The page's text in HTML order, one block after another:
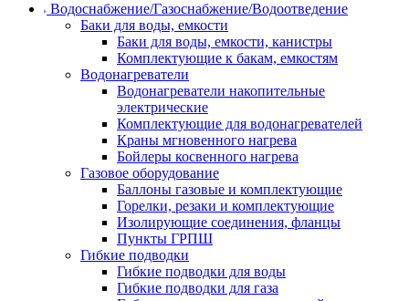
Водоснабжение/Газоснабжение/Водоотведение
Баки для воды, емкости
Баки для воды, емкости, канистры
Комплектующие к бакам, емкостям
Водонагреватели
Водонагреватели накопительные
электрические
Комплектующие для водонагревателей
Краны мгновенного нагрева
Бойлеры косвенного нагрева
Газовое оборудование
Баллоны газовые и комплектующие
Горелки, резаки и комплектующие
Изолирующие соединения, фланцы
Пункты ГРПШ
Гибкие подводки
Гибкие подводки для воды
Гибкие подводки для газа